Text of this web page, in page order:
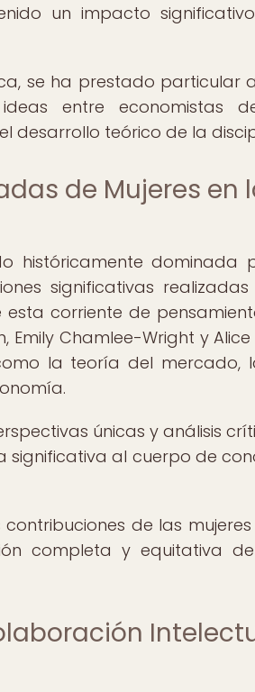
un impacto
se ha prestado
entre economistas
desarrollo teórico de la
de Mujeres en
históricamente dominada
significativas
corriente de
Emily Chamlee-Wright y
la teoría del mercado,
únicas y análisis
al cuerpo de
de las
completa y equitativa